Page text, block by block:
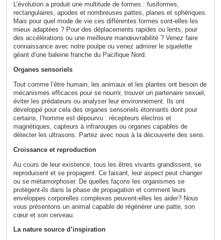
L’évolution a produit une multitude de formes : fusiformes,
rectangulaires, apodes et nombreuses pattes, planes et sphériques.
Mais pour quel mode de vie ces différentes formes sont-elles les
mieux adaptées ? Pour des déplacements rapides ou lents, pour
des accélérations ou une meilleure manœuvrabilité ? Venez faire
connaissance avec notre poulpe ou venez admirer le squelette
géant d’une baleine franche du Pacifique Nord.
Organes sensoriels
Tout comme l’être humain, les animaux et les plantes ont besoin de
mécanismes efficaces pour se nourrir, trouver un partenaire sexuel,
éviter les prédateurs ou analyser leur environnement. Ils ont
développé pour cela des organes sensoriels étonnants dont pour
certains, l’homme est dépourvu : récepteurs électros et
magnétiques, capteurs à infrarouges ou organes capables de
détecter les ultrasons. Partez avec nous à la découverte des sens.
Croissance et reproduction
Au cours de leur existence, tous les êtres vivants grandissent, se
reproduisent et se propagent. Ce faisant, leur aspect peut changer
ou se métamorphoser. De quelles façons les organismes se
protègent-ils dans la phase de propagation et comment leurs
enveloppes corporelles complexes peuvent-elles les aider? Nous
vous présentons un animal capable de régénérer une patte, son
cœur et son cerveau.
La nature source d’inspiration